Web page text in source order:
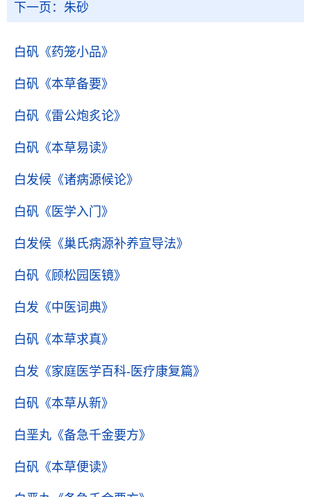
下一页： 朱砂
白矾 《药笼小品》
白矾 《本草备要》
白矾 《雷公炮炙论》
白矾 《本草易读》
白发候 《诸病源候论》
白矾 《医学入门》
白发候 《巢氏病源补养宣导法》
白矾 《顾松园医镜》
白发 《中医词典》
白矾 《本草求真》
白发 《家庭医学百科-医疗康复篇》
白矾 《本草从新》
白垩丸 《备急千金要方》
白矾 《本草便读》